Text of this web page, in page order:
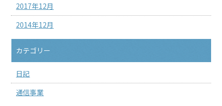
2017年12月
2014年12月
カテゴリー
日記
通信事業